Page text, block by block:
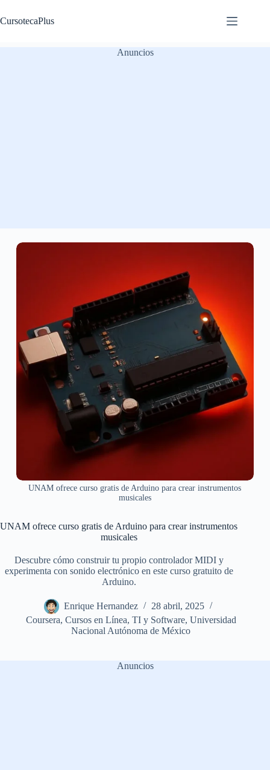
al
contenido
CursotecaPlus
Anuncios
UNAM ofrece curso gratis de Arduino para crear instrumentos
musicales
UNAM ofrece curso gratis de Arduino para crear instrumentos
musicales
Descubre cómo construir tu propio controlador MIDI y
experimenta con sonido electrónico en este curso gratuito de
Arduino.
Enrique Hernandez
28 abril, 2025
Coursera, Cursos en Línea, TI y Software, Universidad
Nacional Autónoma de México
Anuncios